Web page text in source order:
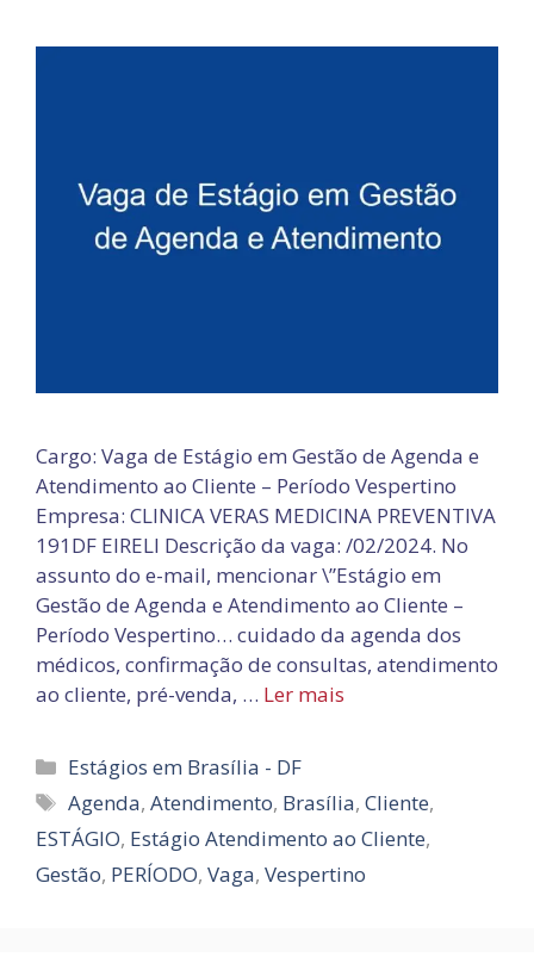
Cargo: Vaga de Estágio em Gestão de Agenda e
Atendimento ao Cliente – Período Vespertino
Empresa: CLINICA VERAS MEDICINA PREVENTIVA
191DF EIRELI Descrição da vaga: /02/2024. No
assunto do e-mail, mencionar \”Estágio em
Gestão de Agenda e Atendimento ao Cliente –
Período Vespertino… cuidado da agenda dos
médicos, confirmação de consultas, atendimento
ao cliente, pré-venda, … Ler mais
Categorias
Estágios em Brasília - DF
Tags
Agenda,Atendimento, Brasília,Cliente,
ESTÁGIO, Estágio Atendimento ao Cliente,
Gestão, PERÍODO, Vaga, Vespertino